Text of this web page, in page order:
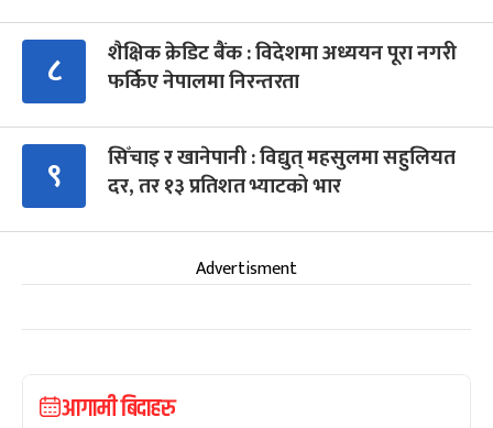
८
शैक्षिक क्रेडिट बैंक : विदेशमा अध्ययन पूरा नगरी
फर्किए नेपालमा निरन्तरता
९
सिँचाइ र खानेपानी : विद्युत् महसुलमा सहुलियत
दर, तर १३ प्रतिशत भ्याटको भार
Advertisment
आगामी बिदाहरु